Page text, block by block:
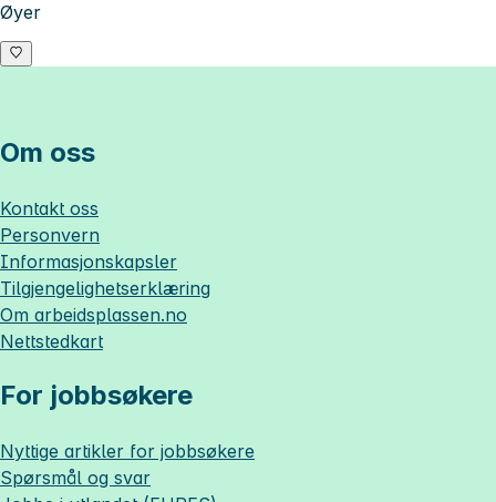
Øyer
Om oss
Kontakt oss
Personvern
Informasjonskapsler
Tilgjengelighetserklæring
Om arbeidsplassen.no
Nettstedkart
For jobbsøkere
Nyttige artikler for jobbsøkere
Spørsmål og svar